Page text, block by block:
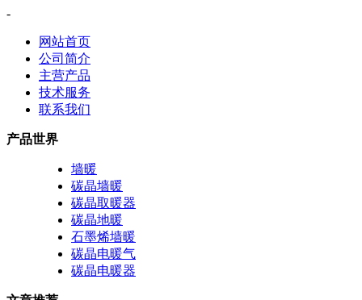
-
网站首页
公司简介
主营产品
技术服务
联系我们
产品世界
墙暖
碳晶墙暖
碳晶取暖器
碳晶地暖
石墨烯墙暖
碳晶电暖气
碳晶电暖器